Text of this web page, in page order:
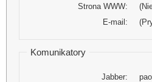
Strona WWW:
E-mail:
Komunikatory
Jabber: